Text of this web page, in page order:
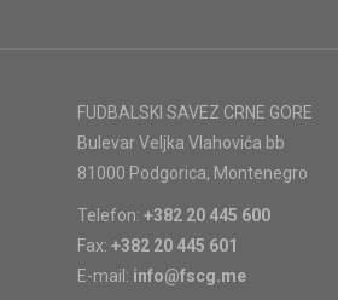
FUDBALSKI SAVEZ CRNE GORE
Bulevar Veljka Vlahovića bb
81000 Podgorica, Montenegro
Telefon: +382 20 445 600
Fax: +382 20 445 601
E-mail: info@fscg.me